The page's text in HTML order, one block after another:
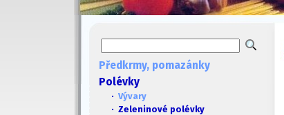
Předkrmy, pomazánky
Polévky
· Vývary
· Zeleninové polévky